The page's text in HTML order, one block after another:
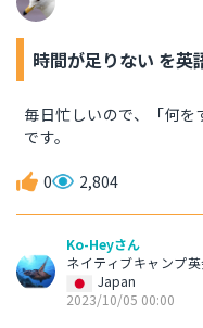
時間が足りない を英
毎日忙しいので、「何
です。
0 2,804
Ko-Heyさん
ネイティブキャンプ
Japan
2023/10/05 00:00